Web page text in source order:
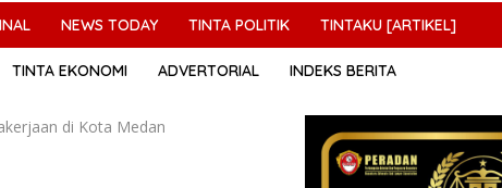
NEWS TODAY TINTA POLITIK TINTAKU [ARTIKEL]
TINTA EKONOMI ADVERTORIAL INDEKS BERITA
di Kota Medan